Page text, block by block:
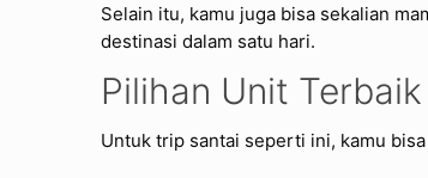
Selain itu, kamu juga bisa sekalian
destinasi dalam satu hari.
Pilihan Unit
Untuk trip santai seperti ini, kamu